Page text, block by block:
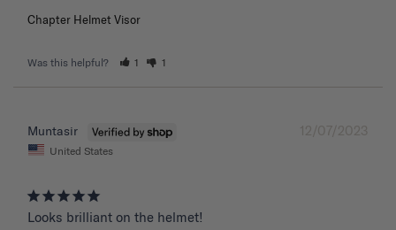
Chapter Helmet Visor
Was this helpful? 1 1
12/07/2023
Muntasir
United States